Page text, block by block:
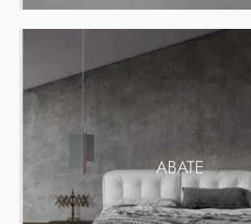
ABATE